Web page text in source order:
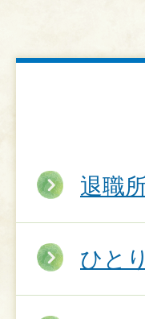
退職
ひと